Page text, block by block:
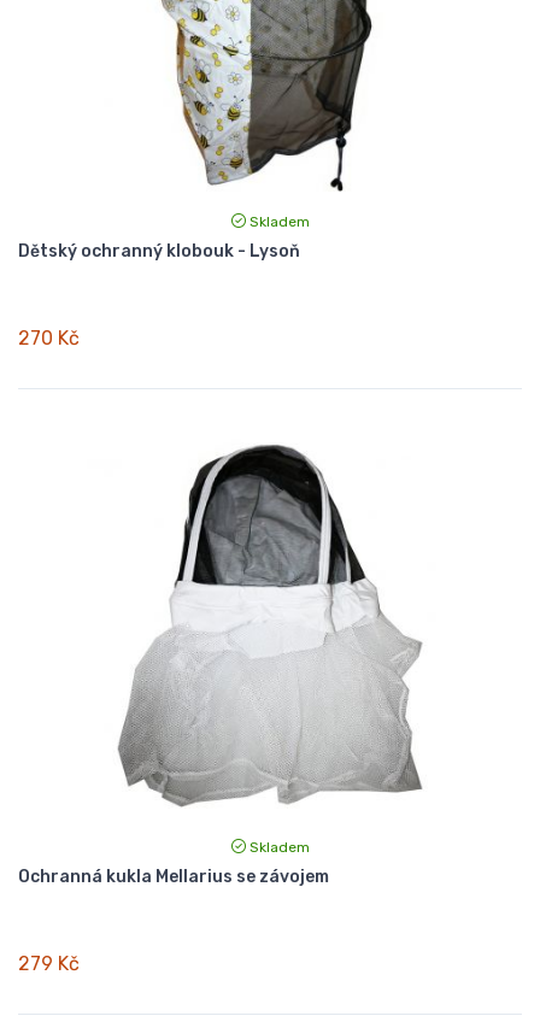
Skladem
Dětský ochranný klobouk - Lysoň
270 Kč
Skladem
Ochranná kukla Mellarius se závojem
279 Kč